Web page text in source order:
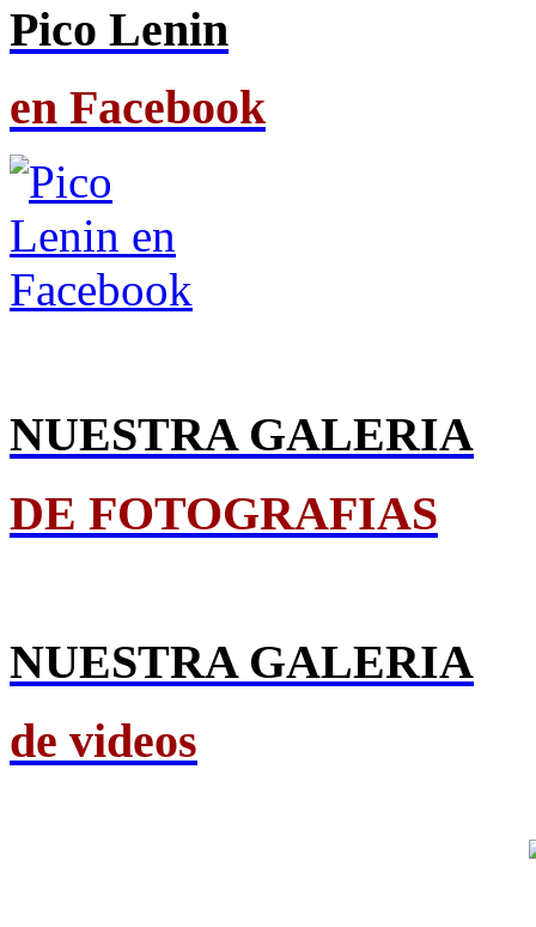
Pico Lenin
en Facebook
NUESTRA GALERIA
DE FOTOGRAFIAS
NUESTRA GALERIA
de videos